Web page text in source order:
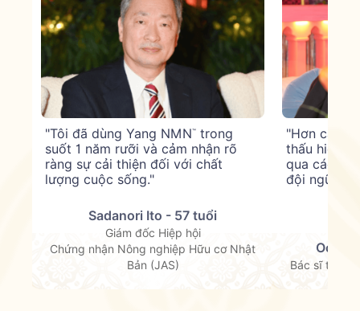
"Tôi đã dùng Yang NMN™ trong
suốt 1 năm rưỡi và cảm nhận rõ
ràng sự cải thiện đối với chất
lượng cuộc sống."
Sadanori Ito - 57 tuổi
Giám đốc Hiệp hội
Chứng nhận Nông nghiệp Hữu cơ Nhật
Bản (JAS)
"Hơn cả
thấu hiểu
qua các
đội ngũ
Ochiai
Bác sĩ thể